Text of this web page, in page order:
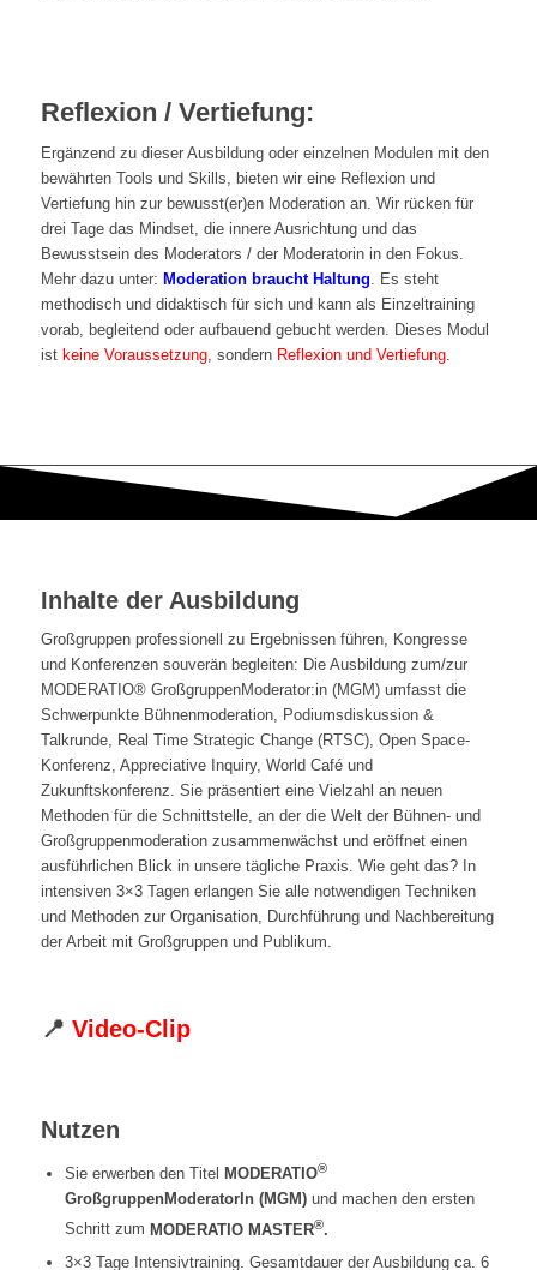
Reflexion / Vertiefung:
Ergänzend zu dieser Ausbildung oder einzelnen Modulen mit den
bewährten Tools und Skills, bieten wir eine Reflexion und
Vertiefung hin zur bewusst(er)en Moderation an. Wir rücken für
drei Tage das Mindset, die innere Ausrichtung und das
Bewusstsein des Moderators / der Moderatorin in den Fokus.
Mehr dazu unter: Moderation braucht Haltung. Es steht
methodisch und didaktisch für sich und kann als Einzeltraining
vorab, begleitend oder aufbauend gebucht werden. Dieses Modul
ist keine Voraussetzung, sondern Reflexion und Vertiefung.
Inhalte der Ausbildung
Großgruppen professionell zu Ergebnissen führen, Kongresse
und Konferenzen souverän begleiten: Die Ausbildung zum/zur
MODERATIO® GroßgruppenModerator:in (MGM) umfasst die
Schwerpunkte Bühnenmoderation, Podiumsdiskussion &
Talkrunde, Real Time Strategic Change (RTSC), Open Space-
Konferenz, Appreciative Inquiry, World Café und
Zukunftskonferenz. Sie präsentiert eine Vielzahl an neuen
Methoden für die Schnittstelle, an der die Welt der Bühnen- und
Großgruppenmoderation zusammenwächst und eröffnet einen
ausführlichen Blick in unsere tägliche Praxis. Wie geht das? In
intensiven 3×3 Tagen erlangen Sie alle notwendigen Techniken
und Methoden zur Organisation, Durchführung und Nachbereitung
der Arbeit mit Großgruppen und Publikum.
📍 Video-Clip
Nutzen
Sie erwerben den Titel MODERATIO®
GroßgruppenModeratorIn (MGM)und machen den ersten
Schritt zum MODERATIO MASTER®.
3×3 Tage Intensivtraining. Gesamtdauer der Ausbildung ca. 6